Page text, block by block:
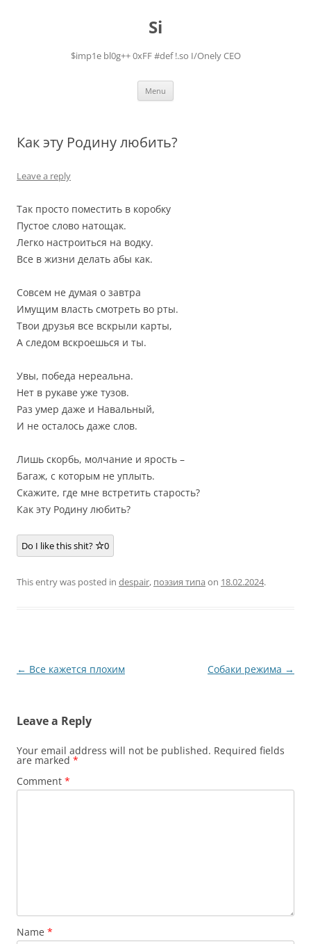
Si
$imp1e bl0g++ 0xFF #def !.so I/Onely CEO
Menu
Как эту Родину любить?
Leave a reply
Так просто поместить в коробку
Пустое слово натощак.
Легко настроиться на водку.
Все в жизни делать абы как.
Совсем не думая о завтра
Имущим власть смотреть во рты.
Твои друзья все вскрыли карты,
А следом вскроешься и ты.
Увы, победа нереальна.
Нет в рукаве уже тузов.
Раз умер даже и Навальный,
И не осталось даже слов.
Лишь скорбь, молчание и ярость –
Багаж, с которым не уплыть.
Скажите, где мне встретить старость?
Как эту Родину любить?
Do I like this shit? 0
This entry was posted in despair, поэзия типа on 18.02.2024.
Post
← Все кажется плохим Собаки режима →
Leave a Reply
Your email address will not be published. Required fields
are marked *
Comment *
Name *